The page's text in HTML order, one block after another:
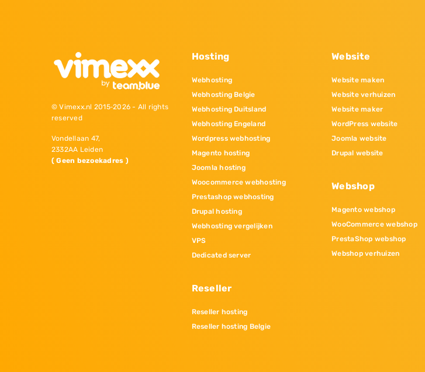
© Vimexx.nl 2015‐2026 - All rights
reserved
Vondellaan 47,
2332AA Leiden
( Geen bezoekadres )
Hosting
Webhosting
Webhosting Belgie
Webhosting Duitsland
Webhosting Engeland
Wordpress webhosting
Magento hosting
Joomla hosting
Woocommerce webhosting
Prestashop webhosting
Drupal hosting
Webhosting vergelijken
VPS
Dedicated server
Reseller
Reseller hosting
Reseller hosting Belgie
Website
Website maken
Website verhuizen
Website maker
WordPress website
Joomla website
Drupal website
Webshop
Magento webshop
WooCommerce webshop
PrestaShop webshop
Webshop verhuizen